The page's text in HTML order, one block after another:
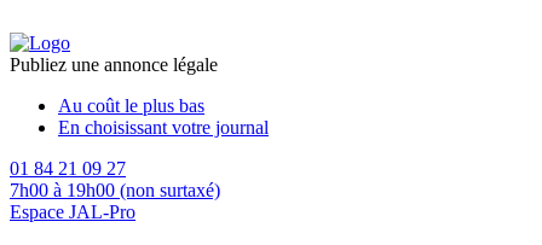
Publiez une annonce légale
Au coût le plus bas
En choisissant votre journal
01 84 21 09 27
7h00 à 19h00 (non surtaxé)
Espace JAL-Pro